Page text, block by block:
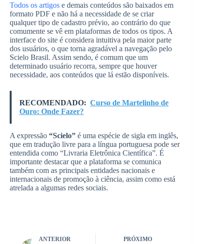
Todos os artigos e demais conteúdos são baixados em
formato PDF e não há a necessidade de se criar
qualquer tipo de cadastro prévio, ao contrário do que
comumente se vê em plataformas de todos os tipos. A
interface do site é considera intuitiva pela maior parte
dos usuários, o que torna agradável a navegação pelo
Scielo Brasil. Assim sendo, é comum que um
determinado usuário recorra, sempre que houver
necessidade, aos conteúdos que lá estão disponíveis.
RECOMENDADO: Curso de Martelinho de
Ouro: Onde Fazer?
A expressão “Scielo” é uma espécie de sigla em inglês,
que em tradução livre para a língua portuguesa pode ser
entendida como “Livraria Eletrônica Científica”. É
importante destacar que a plataforma se comunica
também com as principais entidades nacionais e
internacionais de promoção à ciência, assim como está
atrelada a algumas redes sociais.
ANTERIOR PRÓXIMO